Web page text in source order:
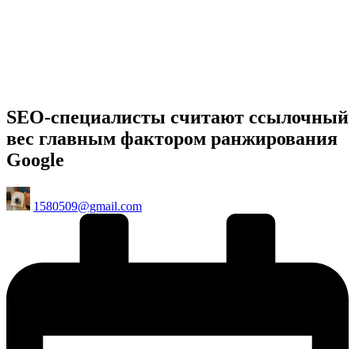
SEO-специалисты считают ссылочный
вес главным фактором ранжирования
Google
Posted
by
1580509@gmail.com